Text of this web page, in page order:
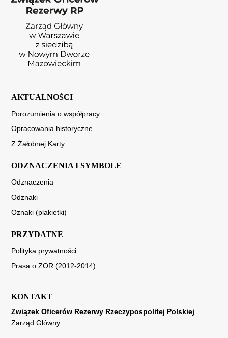
AKTUALNOŚCI
Porozumienia o współpracy
Opracowania historyczne
Z Żałobnej Karty
ODZNACZENIA I SYMBOLE
Odznaczenia
Odznaki
Oznaki (plakietki)
PRZYDATNE
Polityka prywatności
Prasa o ZOR (2012-2014)
KONTAKT
Związek Oficerów Rezerwy Rzeczypospolitej Polskiej
Zarząd Główny